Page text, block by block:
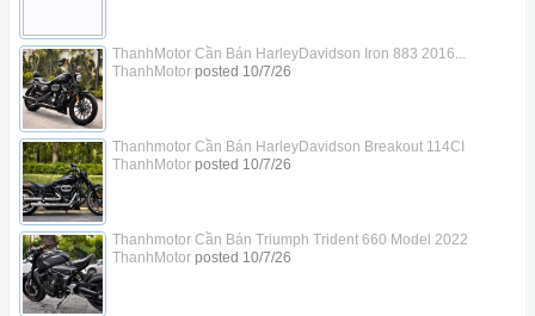
ThanhMotor Cần Bán HarleyDavidson Iron 883 2016...
ThanhMotorposted 10/7/26
Thanhmotor Cần Bán HarleyDavidson Breakout 114CI
ThanhMotorposted 10/7/26
Thanhmotor Cần Bán Triumph Trident 660 Model 2022
ThanhMotorposted 10/7/26